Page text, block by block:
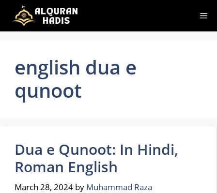
content
english dua e
qunoot
Dua e Qunoot: In Hindi,
Roman English
March 28, 2024 by Muhammad Raza